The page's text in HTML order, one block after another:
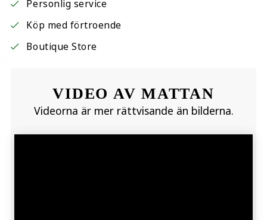
Personlig service
Köp med förtroende
Boutique Store
VIDEO AV MATTAN
Videorna är mer rättvisande än bilderna.